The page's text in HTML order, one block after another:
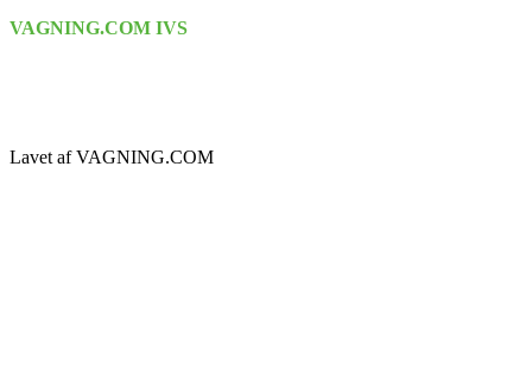
VAGNING.COM IVS
Lavet af VAGNING.COM